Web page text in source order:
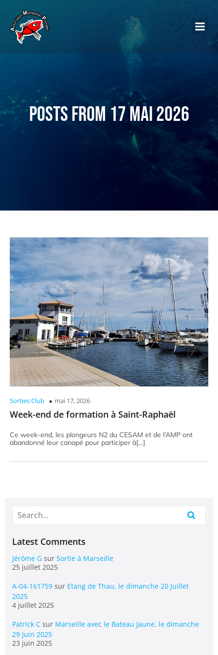
Posts from 17 mai 2026
Sorties Club mai 17, 2026
Week-end de formation à Saint-Raphaël
Ce week-end, les plongeurs N2 du CESAM et de l’AMP ont
abandonné leur canapé pour participer à[…]
Latest Comments
Jérôme G sur Sortie à Marseille
25 juillet 2025
A-04-161759 sur Etang de Thau, le dimanche 20 Juillet
2025
4 juillet 2025
Patrick C sur Marseille avec le Bateau Jaune, le dimanche
29 Juin 2025
23 juin 2025